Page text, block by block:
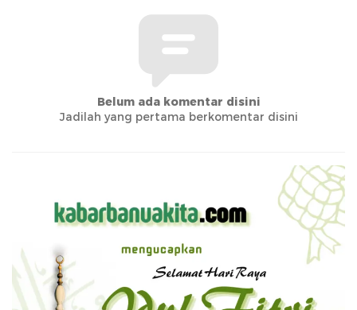
Belum ada komentar disini
Jadilah yang pertama berkomentar disini